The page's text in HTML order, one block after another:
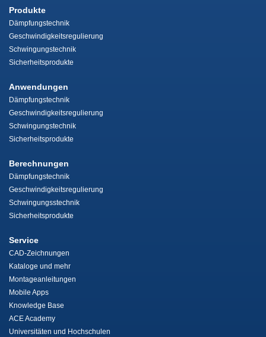
Produkte
Dämpfungstechnik
Geschwindigkeitsregulierung
Schwingungstechnik
Sicherheitsprodukte
Anwendungen
Dämpfungstechnik
Geschwindigkeitsregulierung
Schwingungstechnik
Sicherheitsprodukte
Berechnungen
Dämpfungstechnik
Geschwindigkeitsregulierung
Schwingungsstechnik
Sicherheitsprodukte
Service
CAD-Zeichnungen
Kataloge und mehr
Montageanleitungen
Mobile Apps
Knowledge Base
ACE Academy
Universitäten und Hochschulen